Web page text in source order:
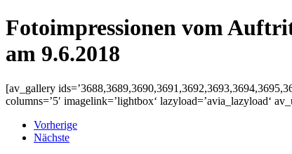
Fotoimpressionen vom
am 9.6.2018
[av_gallery
columns=’5′ imagelink=’lightbox‘ lazyload=’avia_lazyload‘
Vorherige
Nächste